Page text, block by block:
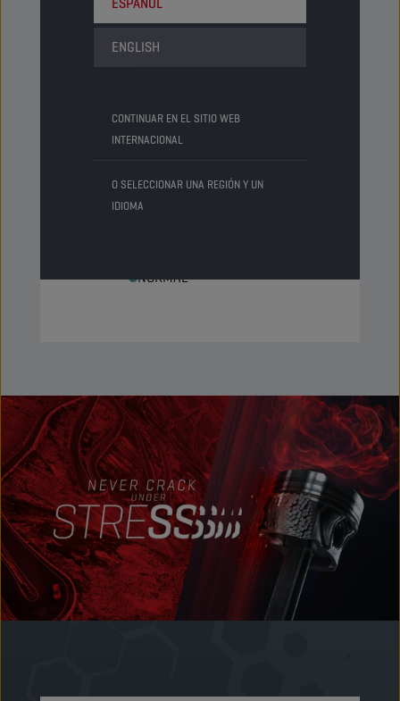
ESPAÑOL
ENGLISH
CONTINUAR EN EL SITIO WEB
INTERNACIONAL
O SELECCIONAR UNA REGIÓN Y UN
IDIOMA
NORMAL
IBC
5413048200458
Artículos/Envase
NORMAL